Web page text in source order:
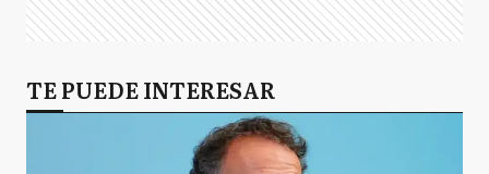
TE PUEDE INTERESAR